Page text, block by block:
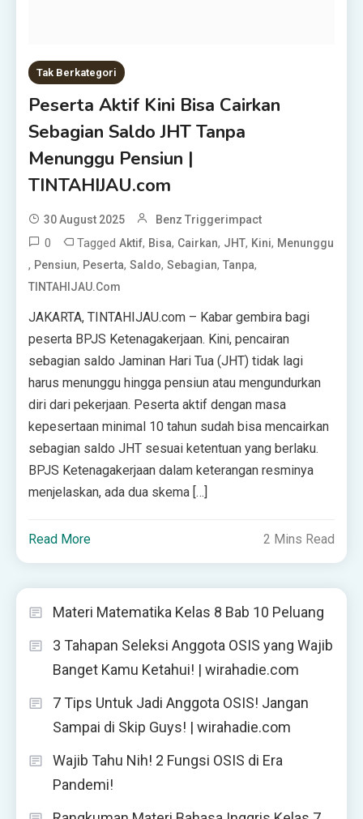
Tak Berkategori
Peserta Aktif Kini Bisa Cairkan
Sebagian Saldo JHT Tanpa
Menunggu Pensiun |
TINTAHIJAU.com
30 August 2025 Benz Triggerimpact
0 TaggedAktif, Bisa, Cairkan, JHT, Kini, Menunggu
, Pensiun, Peserta,Saldo,Sebagian,Tanpa,
TINTAHIJAU.com
JAKARTA, TINTAHIJAU.com – Kabar gembira bagi
peserta BPJS Ketenagakerjaan. Kini, pencairan
sebagian saldo Jaminan Hari Tua (JHT) tidak lagi
harus menunggu hingga pensiun atau mengundurkan
diri dari pekerjaan. Peserta aktif dengan masa
kepesertaan minimal 10 tahun sudah bisa mencairkan
sebagian saldo JHT sesuai ketentuan yang berlaku.
BPJS Ketenagakerjaan dalam keterangan resminya
menjelaskan, ada dua skema […]
Read More 2 Mins Read
Materi Matematika Kelas 8 Bab 10 Peluang
3 Tahapan Seleksi Anggota OSIS yang Wajib
Banget Kamu Ketahui! | wirahadie.com
7 Tips Untuk Jadi Anggota OSIS! Jangan
Sampai di Skip Guys! | wirahadie.com
Wajib Tahu Nih! 2 Fungsi OSIS di Era
Pandemi!